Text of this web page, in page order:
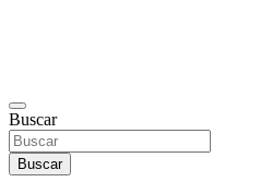
Buscar
Buscar